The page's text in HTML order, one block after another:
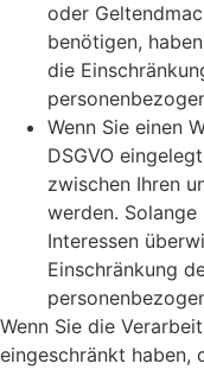
oder
benötigen,
die
Wenn Sie einen
DSGVO
zwischen Ihren
werden.
Interessen
Einschränkung
Wenn Sie die
eingeschränkt haben,